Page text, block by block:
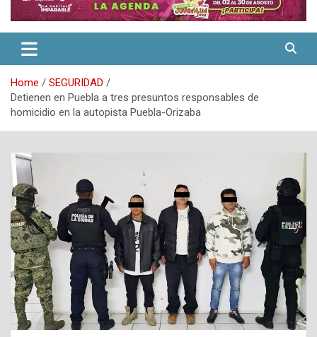
Home
SEGURIDAD
Detienen en Puebla a tres presuntos responsables de
homicidio en la autopista Puebla-Orizaba